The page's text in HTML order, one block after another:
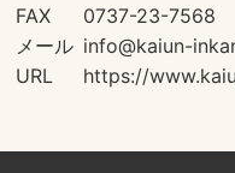
FAX
0737-23-7568
メール info@kaiun-
URL
https://